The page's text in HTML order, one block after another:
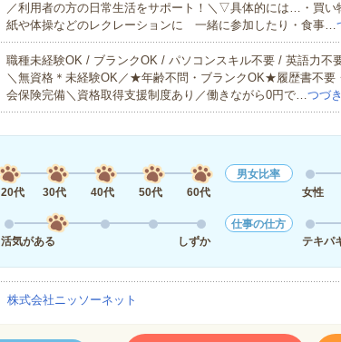
／利用者の方の日常生活をサポート！＼▽具体的には…・買い
紙や体操などのレクレーションに 一緒に参加したり・食事…
職種未経験OK / ブランクOK / パソコンスキル不要 / 英語力不
＼無資格＊未経験OK／★年齢不問・ブランクOK★履歴書不
会保険完備＼資格取得支援制度あり／働きながら0円で…つづ
20代
30代 40代 50代 60代
男女比率
女性
活気がある
しずか
仕事の仕方
テキパ
株式会社ニッソーネット